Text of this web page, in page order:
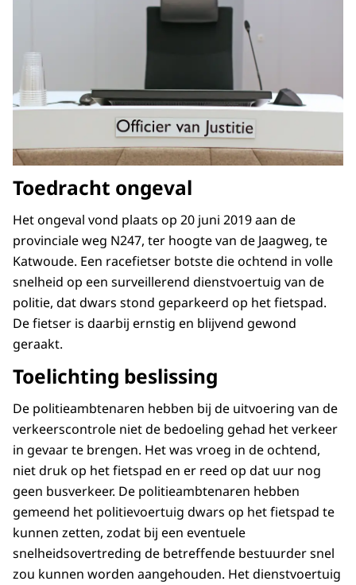
Toedracht ongeval
Het ongeval vond plaats op 20 juni 2019 aan de
provinciale weg N247, ter hoogte van de Jaagweg, te
Katwoude. Een racefietser botste die ochtend in volle
snelheid op een surveillerend dienstvoertuig van de
politie, dat dwars stond geparkeerd op het fietspad.
De fietser is daarbij ernstig en blijvend gewond
geraakt.
Toelichting beslissing
De politieambtenaren hebben bij de uitvoering van de
verkeerscontrole niet de bedoeling gehad het verkeer
in gevaar te brengen. Het was vroeg in de ochtend,
niet druk op het fietspad en er reed op dat uur nog
geen busverkeer. De politieambtenaren hebben
gemeend het politievoertuig dwars op het fietspad te
kunnen zetten, zodat bij een eventuele
snelheidsovertreding de betreffende bestuurder snel
zou kunnen worden aangehouden. Het dienstvoertuig